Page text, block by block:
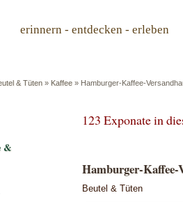
erinnern - entdecken - erleben
& Tüten » Kaffee » Hamburger-Kaffee-
123 Exponate in
Hamburger-Kaffee-
Beutel & Tüten
&